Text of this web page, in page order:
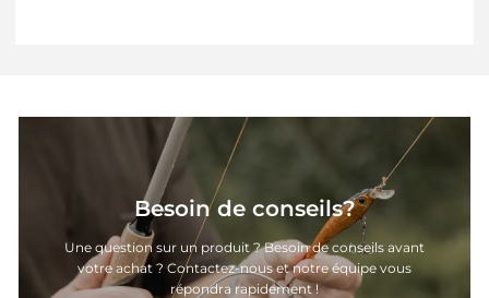
Besoin de conseils?
Une question sur un produit ? Besoin de conseils avant
votre achat ? Contactez-nous et notre équipe vous
répondra rapidement !